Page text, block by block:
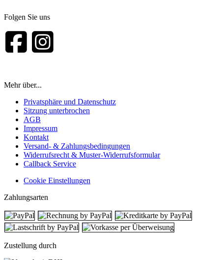
Folgen Sie uns
Mehr über...
Privatsphäre und Datenschutz
Sitzung unterbrochen
AGB
Impressum
Kontakt
Versand- & Zahlungsbedingungen
Widerrufsrecht & Muster-Widerrufsformular
Callback Service
Cookie Einstellungen
Zahlungsarten
Zustellung durch